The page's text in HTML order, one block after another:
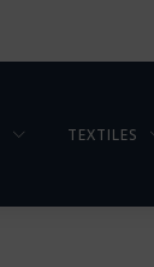
TEXTILES